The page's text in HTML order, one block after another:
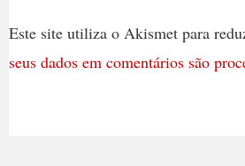
Este site utiliza o Akismet para
seus dados em comentários são